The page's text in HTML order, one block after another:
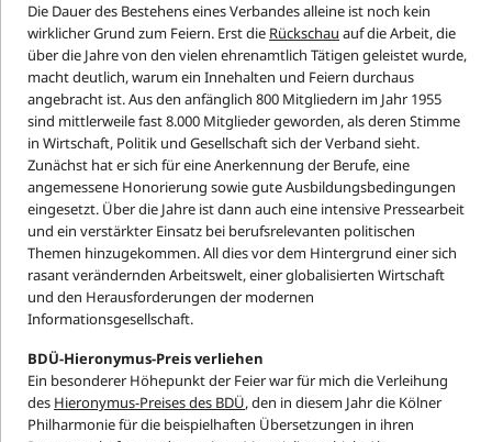
Die Dauer des Bestehens eines Verbandes alleine ist noch kein
wirklicher Grund zum Feiern. Erst die Rückschau auf die Arbeit, die
über die Jahre von den vielen ehrenamtlich Tätigen geleistet wurde,
macht deutlich, warum ein Innehalten und Feiern durchaus
angebracht ist. Aus den anfänglich 800 Mitgliedern im Jahr 1955
sind mittlerweile fast 8.000 Mitglieder geworden, als deren Stimme
in Wirtschaft, Politik und Gesellschaft sich der Verband sieht.
Zunächst hat er sich für eine Anerkennung der Berufe, eine
angemessene Honorierung sowie gute Ausbildungsbedingungen
eingesetzt. Über die Jahre ist dann auch eine intensive Pressearbeit
und ein verstärkter Einsatz bei berufsrelevanten politischen
Themen hinzugekommen. All dies vor dem Hintergrund einer sich
rasant verändernden Arbeitswelt, einer globalisierten Wirtschaft
und den Herausforderungen der modernen
Informationsgesellschaft.
BDÜ-Hieronymus-Preis verliehen
Ein besonderer Höhepunkt der Feier war für mich die Verleihung
des Hieronymus-Preises des BDÜ, den in diesem Jahr die Kölner
Philharmonie für die beispielhaften Übersetzungen in ihren